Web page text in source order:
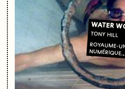
WATER
TONY HILL
ROYAUME-
NUMÉRIQUE